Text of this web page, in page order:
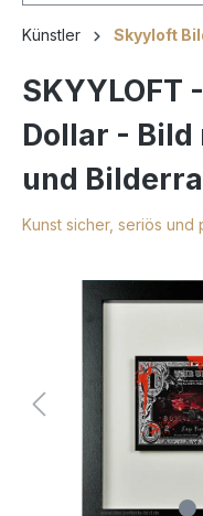
Künstler Skyyloft
SKYYLOFT
Dollar -
und
Kunst sicher, seriös und